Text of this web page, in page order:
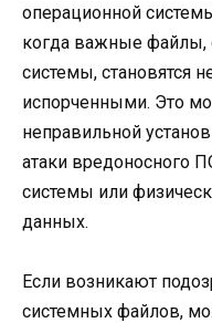
операционной
когда важные файлы,
системы, становятся
испорченными. Это
неправильной
атаки вредоносного
системы или
данных.
Если возникают
системных файлов,